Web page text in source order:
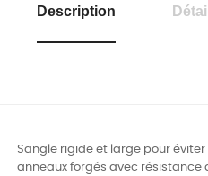
Description
Sangle rigide et large pour
anneaux forgés avec résistance